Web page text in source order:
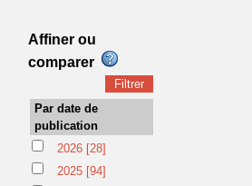
Affiner ou
comparer
Par date de
publication
2026 [28]
2025 [94]